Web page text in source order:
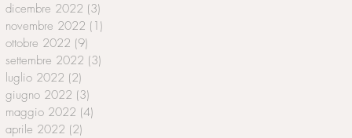
dicembre 2022 (3)
novembre 2022 (1)
ottobre 2022 (9)
settembre 2022 (3)
luglio 2022 (2)
giugno 2022 (3)
maggio 2022 (4)
aprile 2022 (2)